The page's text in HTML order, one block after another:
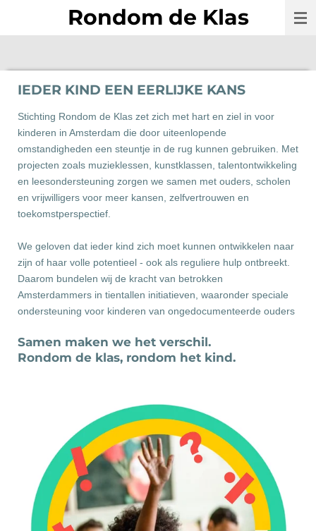
Rondom de Klas
IEDER KIND EEN EERLIJKE KANS
Stichting Rondom de Klas zet zich met hart en ziel in voor
kinderen in Amsterdam die door uiteenlopende
omstandigheden een steuntje in de rug kunnen gebruiken. Met
projecten zoals muzieklessen, kunstklassen, talentontwikkeling
en leesondersteuning zorgen we samen met ouders, scholen
en vrijwilligers voor meer kansen, zelfvertrouwen en
toekomstperspectief.
We geloven dat ieder kind zich moet kunnen ontwikkelen naar
zijn of haar volle potentieel - ook als reguliere hulp ontbreekt.
Daarom bundelen wij de kracht van betrokken
Amsterdammers in tientallen initiatieven, waaronder speciale
ondersteuning voor kinderen van ongedocumenteerde ouders
Samen maken we het verschil.
Rondom de klas, rondom het kind.